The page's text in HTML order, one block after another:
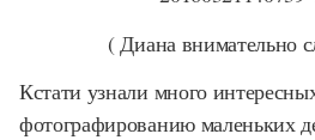
( Диана внимательно
Кстати узнали много
фотографированию маленьких